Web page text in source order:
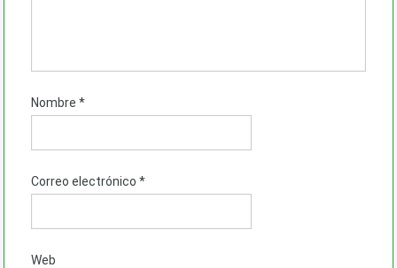
Nombre *
Correo electrónico *
Web